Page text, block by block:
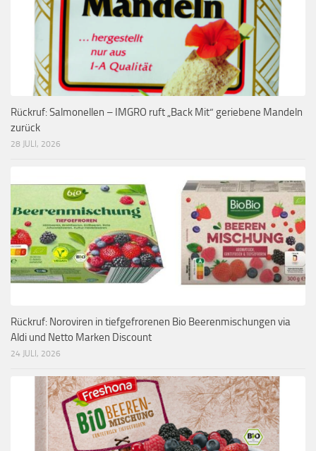
Rückruf: Salmonellen – IMGRO ruft „Back Mit“ geriebene Mandeln
zurück
28 JULI, 2026
Rückruf: Noroviren in tiefgefrorenen Bio Beerenmischungen via
Aldi und Netto Marken Discount
24 JULI, 2026